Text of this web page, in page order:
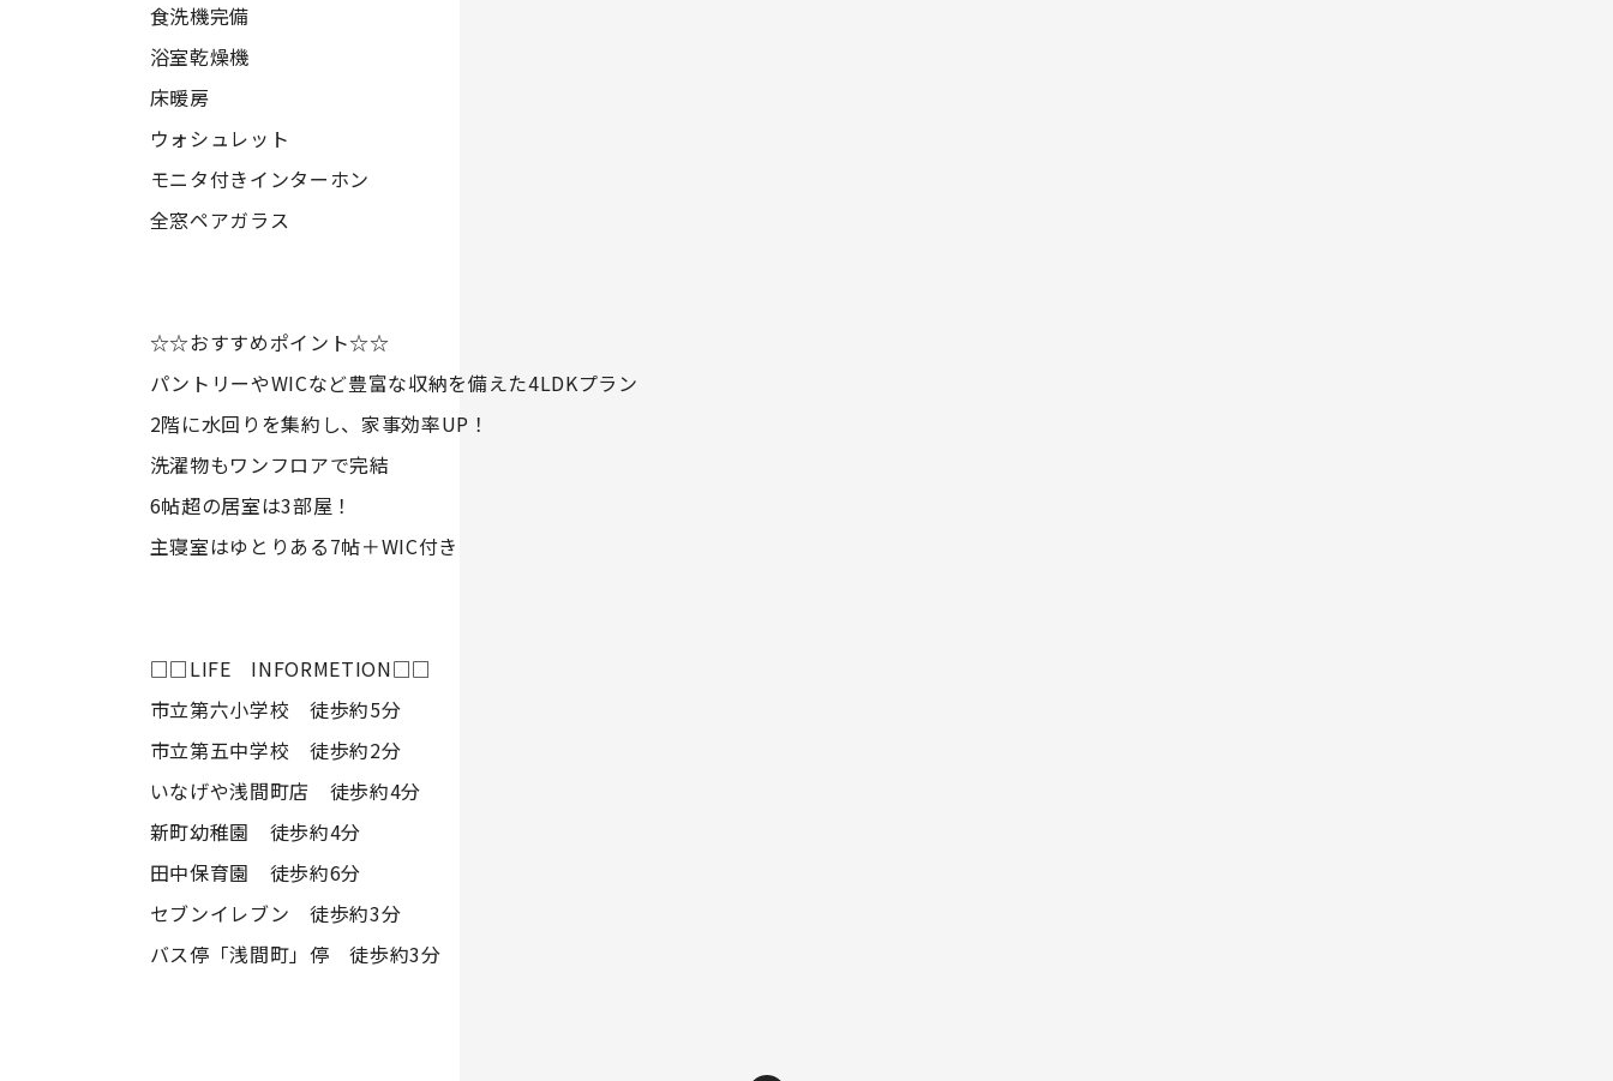
食洗機完備
浴室乾燥機
床暖房
ウォシュレット
モニタ付きインターホン
全窓ペアガラス
☆☆おすすめポイント☆☆
パントリーやWICなど豊富な収納を備えた4LDKプラン
2階に水回りを集約し、家事効率UP！
洗濯物もワンフロアで完結
6帖超の居室は3部屋！
主寝室はゆとりある7帖＋WIC付き
□□LIFE INFORMETION□□
市立第六小学校 徒歩約5分
市立第五中学校 徒歩約2分
いなげや浅間町店 徒歩約4分
新町幼稚園 徒歩約4分
田中保育園 徒歩約6分
セブンイレブン 徒歩約3分
バス停「浅間町」停 徒歩約3分